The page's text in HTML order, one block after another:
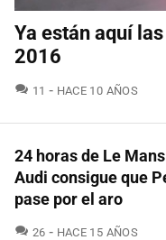
Ya están aquí
2016
11 COMENTARIOS
HACE 10 AÑOS
24 horas de Le
Audi consigue que
pase por el aro
26 COMENTARIOS
HACE 15 AÑOS